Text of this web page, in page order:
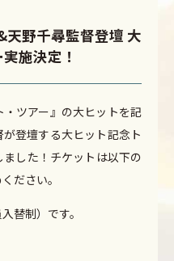
野千尋監督登壇 大
施決定！
ツアー』の大ヒットを記
登壇する大ヒット記念ト
した！チケットは以下の
ださい。
替制）です。